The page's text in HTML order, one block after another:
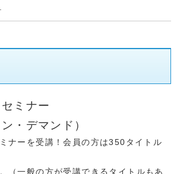
ミナー
・デマンド）
ナーを受講！会員の方は350タイトル
（一般の方が受講できるタイトルもあ